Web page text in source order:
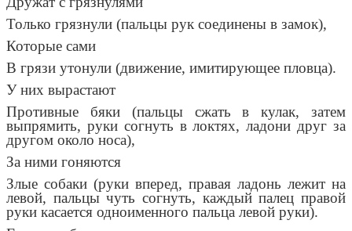
Только грязнули (пальцы рук соединены в замок),
Которые сами
В грязи утонули (движение, имитирующее пловца).
У них вырастают
Противные бяки (пальцы сжать в кулак, затем
выпрямить, руки согнуть в локтях, ладони друг за
другом около носа),
За ними гоняются
Злые собаки (руки вперед, правая ладонь лежит на
левой, пальцы чуть согнуть, каждый палец правой
руки касается одноименного пальца левой руки).